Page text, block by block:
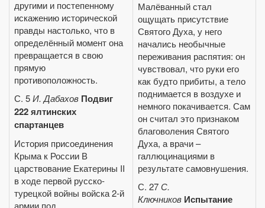
другими и постепенному
искажению исторической
правды настолько, что в
определённый момент она
превращается в свою
прямую
противоположность.
С. 5И. Дабахов Подвиг
222 ялтинских
спартанцев
История присоединения
Крыма к России В
царствование Екатерины II
в ходе первой русско-
турецкой войны войска 2‑й
армии под
Малёванный стал
ощущать присутствие
Святого Духа, у него
начались необычные
переживания распятия: он
чувствовал, что руки его
как будто прибиты, а тело
поднимается в воздухе и
немного покачивается. Сам
он считал это признаком
благоволения Святого
Духа, а врачи –
галлюцинациями в
результате самовнушения.
С. 27С.
Ключников Испытание